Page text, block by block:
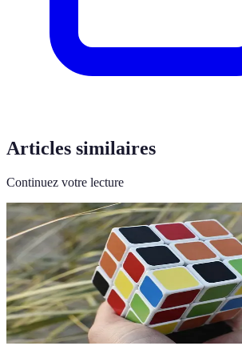
Articles similaires
Continuez votre lecture